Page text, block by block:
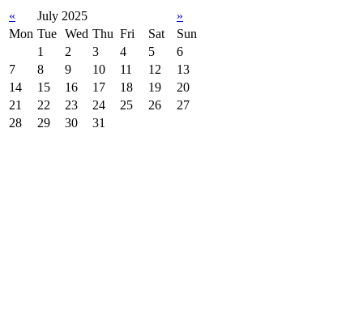
« July 2025
»
Mon Tue Wed Thu Fri Sat
Sun
1
2 3 4 5
6
7
8 9 10 11 12
13
14
15 16 17 18 19
20
21
22 23 24 25 26
27
28
29 30 31